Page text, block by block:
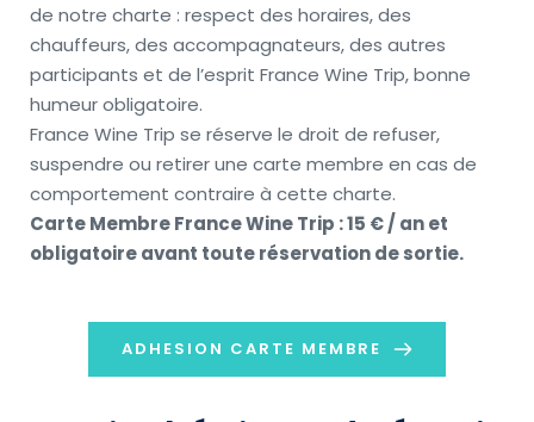
de notre charte : respect des horaires, des
chauffeurs, des accompagnateurs, des autres
participants et de l’esprit France Wine Trip, bonne
humeur obligatoire.
France Wine Trip se réserve le droit de refuser,
suspendre ou retirer une carte membre en cas de
comportement contraire à cette charte.
Carte Membre France Wine Trip : 15 € / an et
obligatoire avant toute réservation de sortie.
ADHESION CARTE MEMBRE